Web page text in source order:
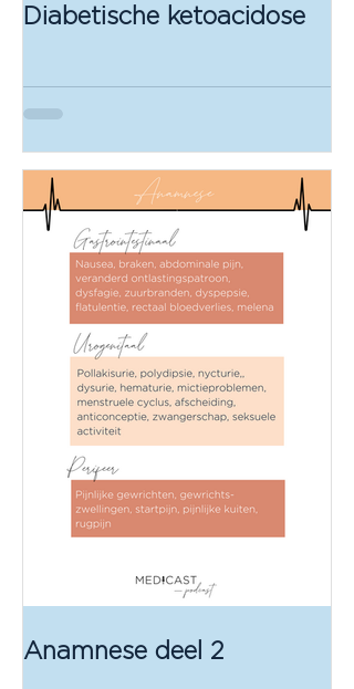
Diabetische ketoacidose
Anamnese deel 2